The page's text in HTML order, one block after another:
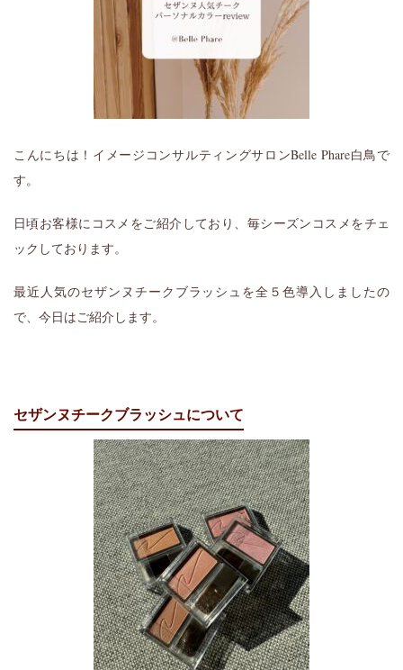
こんにちは！イメージコンサルティングサロンBelle Phare白鳥で
す。
日頃お客様にコスメをご紹介しており、毎シーズンコスメをチェ
ックしております。
最近人気のセザンヌチークブラッシュを全５色導入しましたの
で、今日はご紹介します。
セザンヌチークブラッシュについて